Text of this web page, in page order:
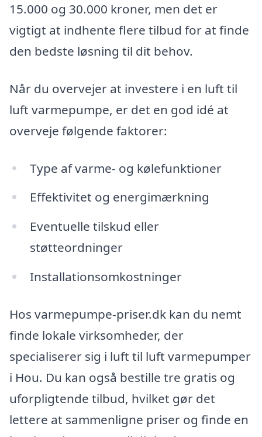
15.000 og 30.000 kroner, men det er
vigtigt at indhente flere tilbud for at finde
den bedste løsning til dit behov.
Når du overvejer at investere i en luft til
luft varmepumpe, er det en god idé at
overveje følgende faktorer:
Type af varme- og kølefunktioner
Effektivitet og energimærkning
Eventuelle tilskud eller
støtteordninger
Installationsomkostninger
Hos varmepumpe-priser.dk kan du nemt
finde lokale virksomheder, der
specialiserer sig i luft til luft varmepumper
i Hou. Du kan også bestille tre gratis og
uforpligtende tilbud, hvilket gør det
lettere at sammenligne priser og finde en